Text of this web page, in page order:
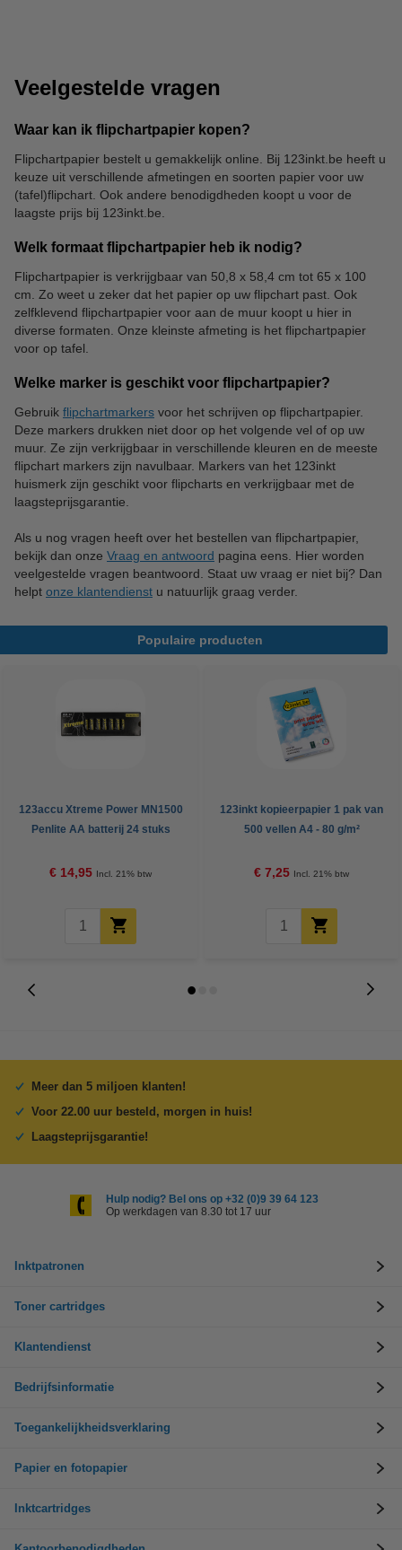
Markers
Veelgestelde vragen
Waar kan ik flipchartpapier kopen?
Flipchartpapier bestelt u gemakkelijk online. Bij 123inkt.be heeft u
keuze uit verschillende afmetingen en soorten papier voor uw
(tafel)flipchart. Ook andere benodigdheden koopt u voor de
laagste prijs bij 123inkt.be.
Welk formaat flipchartpapier heb ik nodig?
Flipchartpapier is verkrijgbaar van 50,8 x 58,4 cm tot 65 x 100
cm. Zo weet u zeker dat het papier op uw flipchart past. Ook
zelfklevend flipchartpapier voor aan de muur koopt u hier in
diverse formaten. Onze kleinste afmeting is het flipchartpapier
voor op tafel.
Welke marker is geschikt voor flipchartpapier?
Gebruik flipchartmarkers voor het schrijven op flipchartpapier.
Deze markers drukken niet door op het volgende vel of op uw
muur. Ze zijn verkrijgbaar in verschillende kleuren en de meeste
flipchart markers zijn navulbaar. Markers van het 123inkt
huismerk zijn geschikt voor flipcharts en verkrijgbaar met de
laagsteprijsgarantie.
Als u nog vragen heeft over het bestellen van flipchartpapier,
bekijk dan onze Vraag en antwoord pagina eens. Hier worden
veelgestelde vragen beantwoord. Staat uw vraag er niet bij? Dan
helpt onze klantendienst u natuurlijk graag verder.
Populaire producten
123accu Xtreme Power MN1500
Penlite AA batterij 24 stuks
€ 14,95 Incl. 21% btw
123inkt kopieerpapier 1 pak van
500 vellen A4 - 80 g/m²
€ 7,25 Incl. 21% btw
Meer dan 5 miljoen klanten!
Voor 22.00 uur besteld, morgen in huis!
Laagsteprijsgarantie!
Hulp nodig? Bel ons op +32 (0)9 39 64 123
Op werkdagen van 8.30 tot 17 uur
Inktpatronen
Toner cartridges
Klantendienst
Bedrijfsinformatie
Toegankelijkheidsverklaring
Papier en fotopapier
Inktcartridges